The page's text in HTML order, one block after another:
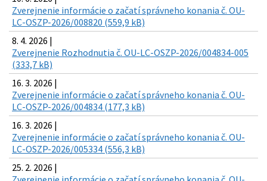
Zverejnenie informácie o začatí správneho konania č. OU-
LC-OSZP-2026/008820 (559,9 kB)
8. 4. 2026 |
Zverejnenie Rozhodnutia č. OU-LC-OSZP-2026/004834-005
(333,7 kB)
16. 3. 2026 |
Zverejnenie informácie o začatí správneho konania č. OU-
LC-OSZP-2026/004834 (177,3 kB)
16. 3. 2026 |
Zverejnenie informácie o začatí správneho konania č. OU-
LC-OSZP-2026/005334 (556,3 kB)
25. 2. 2026 |